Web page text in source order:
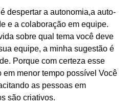
despertar a autonomia,a auto-
e a colaboração em equipe.
sobre qual tema você deve
equipe, a minha sugestão é
Porque com certeza esse
em menor tempo possível Você
as pessoas em
são criativos.